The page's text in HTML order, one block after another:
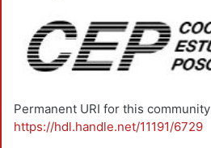
Permanent URI for this community
https://hdl.handle.net/11191/6729